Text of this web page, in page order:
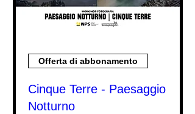
Offerta di abbonamento
Cinque Terre - Paesaggio
Notturno